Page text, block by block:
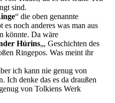
sind.
“ die oben genannte
noch anderes was man aus
könnte. Da wäre
Húrins„, Geschichten des
Ringepos. Was meint ihr
ich kann nie genug von
Ich denke das es da draußen
von Tolkiens Werk